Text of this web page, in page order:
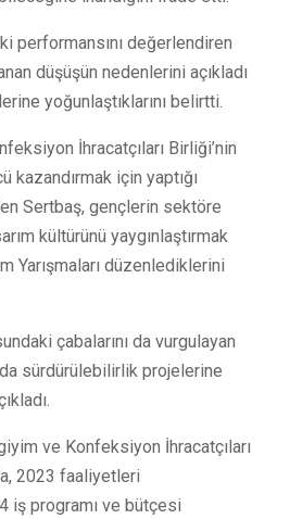
performansını değerlendiren
düşüşün nedenlerini açıkladı
yoğunlaştıklarını belirtti.
İhracatçıları Birliği’nin
için yaptığı
Sertbaş, gençlerin sektöre
kültürünü yaygınlaştırmak
Yarışmaları düzenlediklerini
çabalarını da vurgulayan
sürdürülebilirlik projelerine
ve Konfeksiyon İhracatçıları
2023 faaliyetleri
iş programı ve bütçesi